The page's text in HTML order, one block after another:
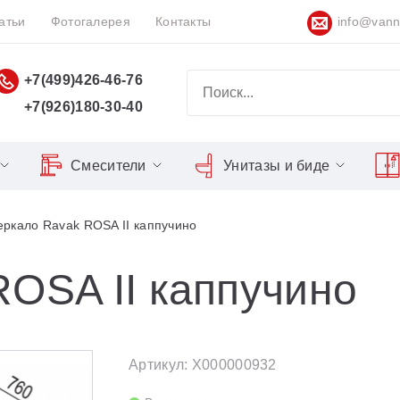
Фотогалерея Контакты
+7(499)426-46-76
+7(926)180-30-40
Душевые двери
Душевые уголки
Сиденья OVO для душевых
уголков
Domino
Formy
Смесители
Серия Flat
Серия LIFE
Унитазы и биде
Сиденья для унитазов
Cool
Nexty
Ravak ROSA II каппучино
II каппучино
Артикул: X000000932